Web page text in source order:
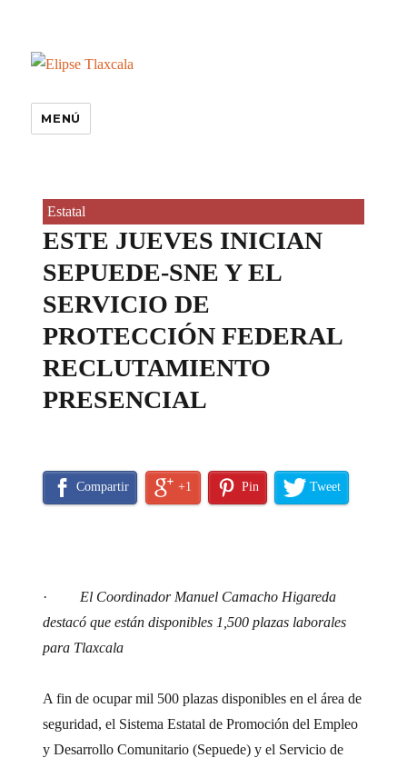
MENÚ
Estatal
ESTE JUEVES INICIAN
SEPUEDE-SNE Y EL
SERVICIO DE
PROTECCIÓN FEDERAL
RECLUTAMIENTO
PRESENCIAL
Compartir +1 Pin Tweet
· El Coordinador Manuel Camacho Higareda
destacó que están disponibles 1,500 plazas laborales
para Tlaxcala
A fin de ocupar mil 500 plazas disponibles en el área de
seguridad, el Sistema Estatal de Promoción del Empleo
y Desarrollo Comunitario (Sepuede) y el Servicio de